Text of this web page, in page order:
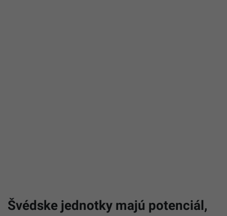
Švédske jednotky majú potenciál,